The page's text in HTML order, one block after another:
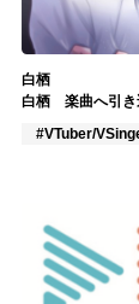
白栖
白栖 楽曲へ引き
#VTuber/